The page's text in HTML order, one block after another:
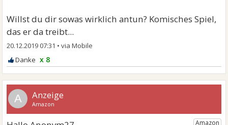
Willst du dir sowas wirklich antun? Komisches Spiel,
das er da treibt...
20.12.2019 07:31 •
x 8
A